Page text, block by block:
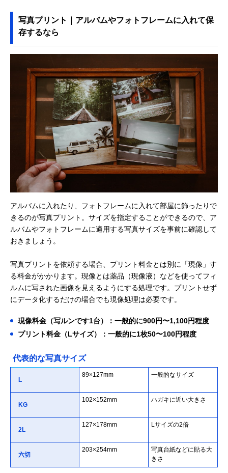
写真プリント｜アルバムやフォトフレームに入れて保
存するなら
アルバムに入れたり、フォトフレームに入れて部屋に飾ったりで
きるのが写真プリント。サイズを指定することができるので、ア
ルバムやフォトフレームに適用する写真サイズを事前に確認して
おきましょう。
写真プリントを依頼する場合、プリント料金とは別に「現像」す
る料金がかかります。現像とは薬品（現像液）などを使ってフィ
ルムに写された画像を見えるようにする処理です。プリントせず
にデータ化するだけの場合でも現像処理は必要です。
現像料金（写ルンです1台）：一般的に900円〜1,100円程度
プリント料金（Lサイズ）：一般的に1枚50〜100円程度
代表的な写真サイズ
L
89×127mm 一般的なサイズ
KG
102×152mm ハガキに近い大きさ
2L
127×178mm Lサイズの2倍
六切
203×254mm
写真台紙などに貼る大
きさ